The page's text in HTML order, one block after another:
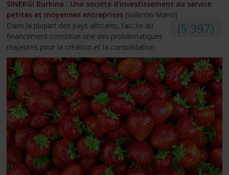
SINERGI Burkina : Une société d’investissement au service
petites et moyennes entreprises (Valentin Mano)
(5 397)
Dans la plupart des pays africains, l’accès au
financement constitue une des problématiques
majeures pour la création et la consolidation